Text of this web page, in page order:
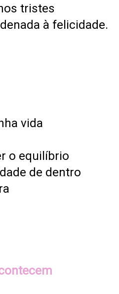
tristes
à felicidade.
vida
o equilíbrio
de dentro